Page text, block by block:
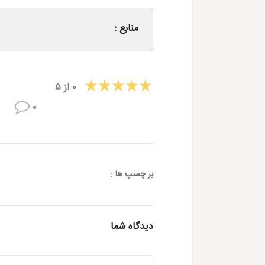
منابع :
۰ از۵
۰
بر چسپ ها :
دیدگاه شما